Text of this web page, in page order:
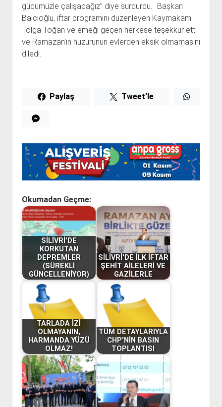
gücümüzle çalışacağız” diye sürdürdü. Başkan
Balcıoğlu, iftar programını düzenleyen Kaymakam
Tolga Toğan ve emeği geçen herkese teşekkür etti
ve Ramazan’ın huzurunun evlerden eksik olmamasını
diledi.
Paylaş Tweet'le
Okumadan Geçme:
SİLİVRİ'DE
KORKUTAN
DEPREMLER
(SÜREKLİ
GÜNCELLENİYOR)
SİLİVRİ'DE İLK İFTAR
ŞEHİT AİLELERİ VE
GAZİLERLE
TARLADA İZİ
OLMAYANIN,
HARMANDA YÜZÜ
OLMAZ!
TÜM DETAYLARIYLA
CHP'NİN BASIN
TOPLANTISI